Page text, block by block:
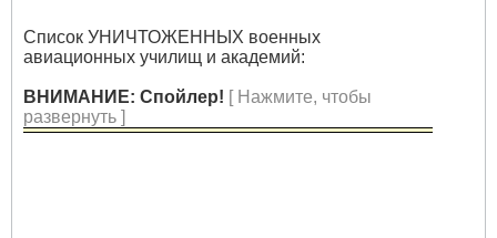
Список УНИЧТОЖЕННЫХ военных
авиационных училищ и академий:
ВНИМАНИЕ: Спойлер! [ Нажмите, чтобы
развернуть ]